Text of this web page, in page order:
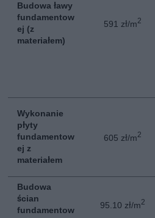
Budowa ławy
fundamentow
ej (z
materiałem)
591 zł/m2
Wykonanie
płyty
fundamentow
ej z
materiałem
605 zł/m2
Budowa
ścian
fundamentow
95.10 zł/m2